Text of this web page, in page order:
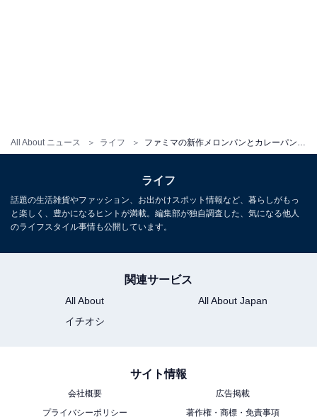
All About ニュース ライフ
ファミマ・ザ・カレーパン
ライフ
話題の生活雑貨やファッション、お出かけスポット情報など、暮らしがもっ
と楽しく、豊かになるヒントが満載。編集部が独自調査した、気になる他人
のライフスタイル事情も公開しています。
関連サービス
All About
All About Japan
イチオシ
サイト情報
会社概要
広告掲載
プライバシーポリシー
著作権・商標・免責事項